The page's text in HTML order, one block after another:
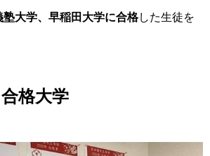
大学、早稲田大学に合格した生徒を
格大学